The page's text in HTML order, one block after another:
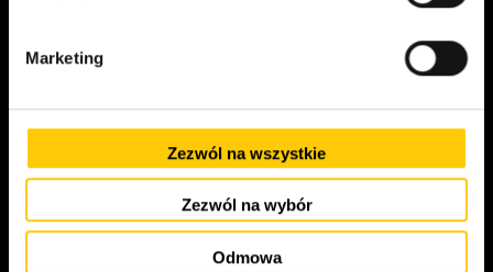
Marketing
Zezwól na wszystkie
Zezwól na wybór
Odmowa